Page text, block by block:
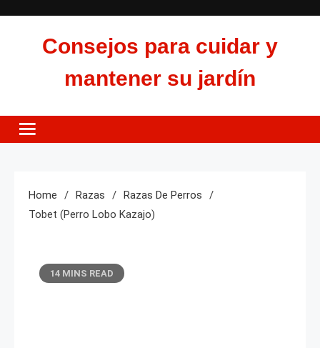
Consejos para cuidar y
mantener su jardín
Home Razas
Razas De Perros
Tobet (perro Lobo Kazajo)
14 MINS READ